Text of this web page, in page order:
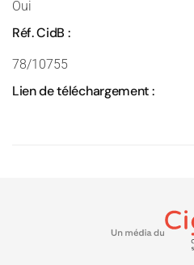
Oui
Réf. CidB :
78/10755
Lien de téléchargement :